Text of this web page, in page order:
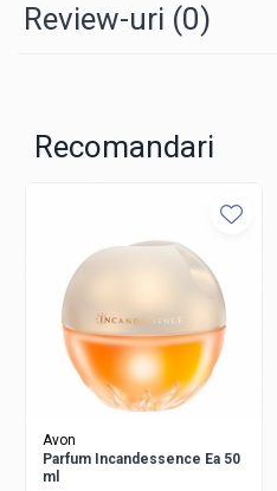
Review-uri (0)
Recomandari
Avon
Parfum Incandessence Ea 50
ml